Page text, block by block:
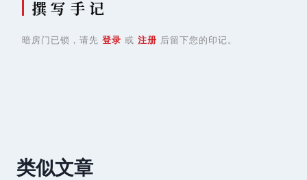
撰 写 手 记
暗房门已锁，请先 登录 或 注册 后留下您的印记。
类似文章